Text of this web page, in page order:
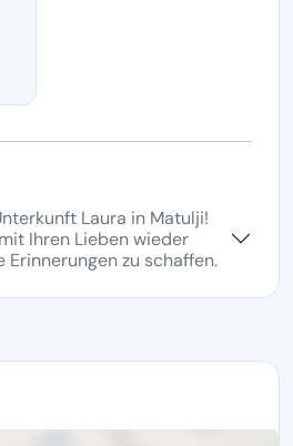
Laura in Matulji!
Ihren Lieben wieder
Erinnerungen zu schaffen.